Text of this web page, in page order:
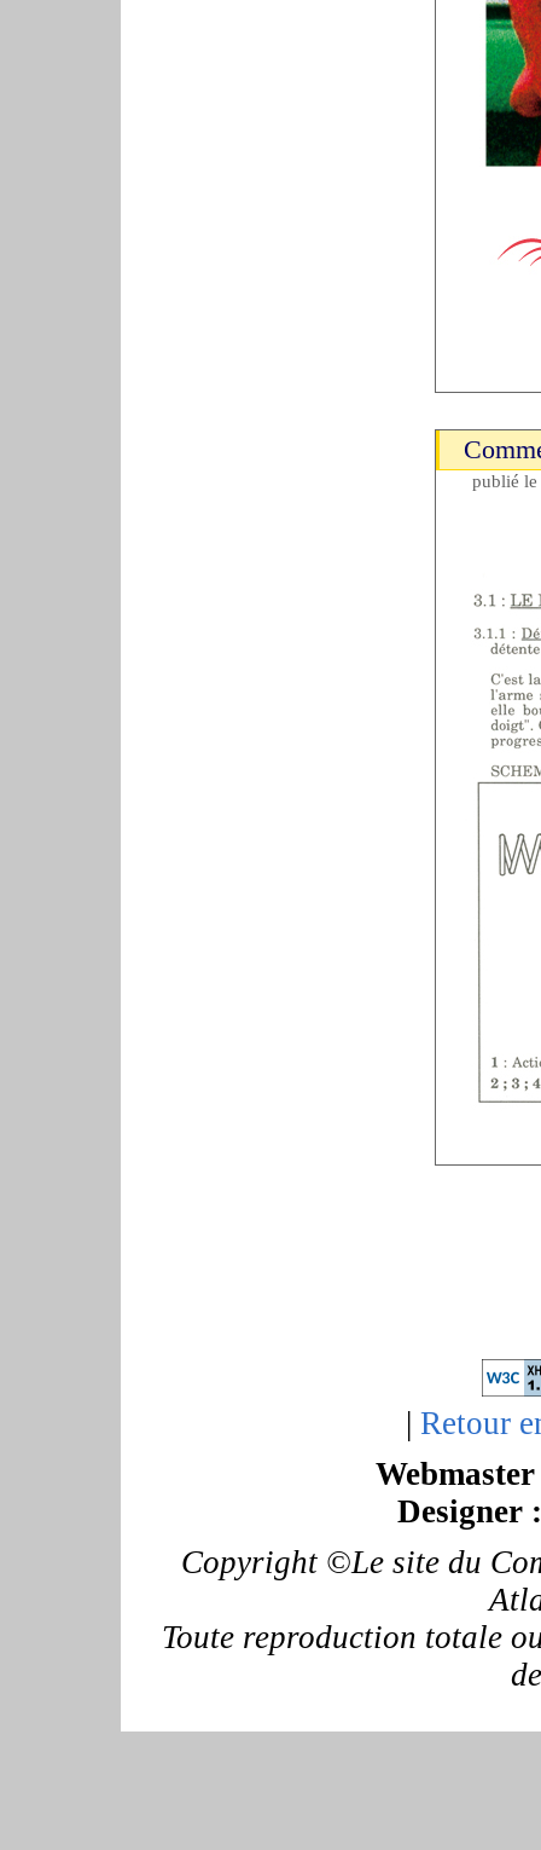
publié
| Retour
Designer :
Copyright ©Le site du
Toute reproduction totale